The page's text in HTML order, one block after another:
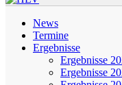
News
Termine
Ergebnisse
Ergebnisse
Ergebnisse